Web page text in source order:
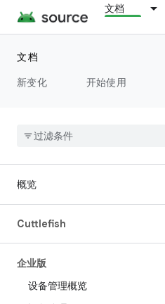
文档
文档
新变化
开始使用
概览
Cuttlefish
企业版
设备管理概览